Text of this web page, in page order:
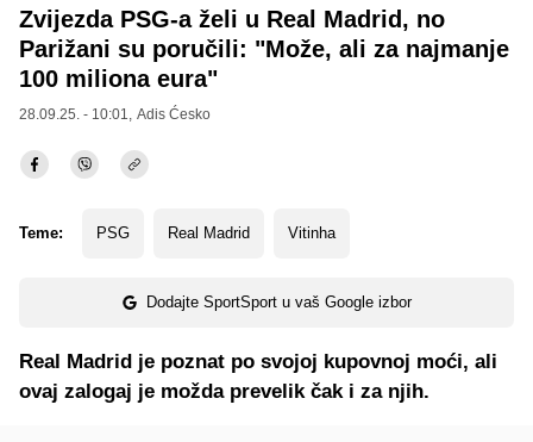
Zvijezda PSG-a želi u Real Madrid, no
Parižani su poručili: "Može, ali za najmanje
100 miliona eura"
28.09.25. - 10:01, Adis Ćesko
Teme: PSG Real Madrid Vitinha
Dodajte SportSport u vaš Google izbor
Real Madrid je poznat po svojoj kupovnoj moći, ali
ovaj zalogaj je možda prevelik čak i za njih.